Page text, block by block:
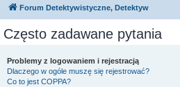
Forum Detektywistyczne, Detektyw
Często zadawane pytania
Problemy z logowaniem i rejestracją
Dlaczego w ogóle muszę się rejestrować?
Co to jest COPPA?